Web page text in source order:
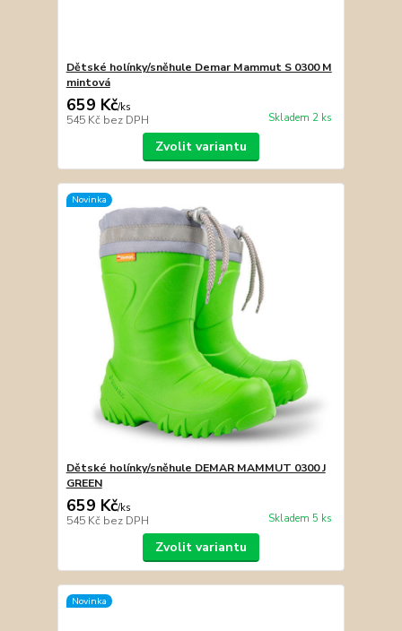
Dětské holínky/sněhule Demar Mammut S 0300 M
mintová
659 Kč/ks
545 Kč bez DPH Skladem 2 ks
Zvolit variantu
Novinka
Dětské holínky/sněhule DEMAR MAMMUT 0300 J
GREEN
659 Kč/ks
545 Kč bez DPH Skladem 5 ks
Zvolit variantu
Novinka